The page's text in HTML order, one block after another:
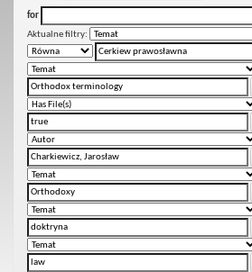
for
Aktualne filtry: